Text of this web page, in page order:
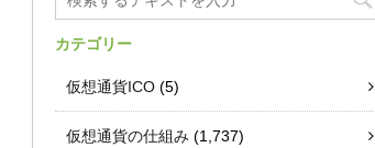
カテゴリー
仮想通貨ICO (5)
仮想通貨の仕組み (1,737)